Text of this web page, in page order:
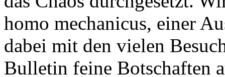
homo mechanicus, einer
dabei mit den vielen
Bulletin feine Botschaften